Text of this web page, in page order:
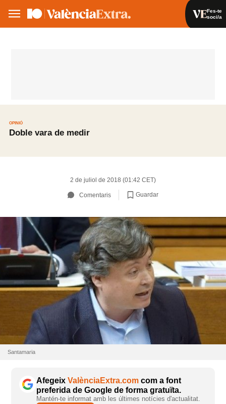
Fes-te
soci/a
OPINIÓ
Doble vara de medir
2 de juliol de 2018 (01:42 CET)
Comentaris Guardar
Santamaria
Afegeix ValènciaExtra.com com a font
preferida de Google de forma gratuïta.
Mantén-te informat amb les últimes notícies d'actualitat.